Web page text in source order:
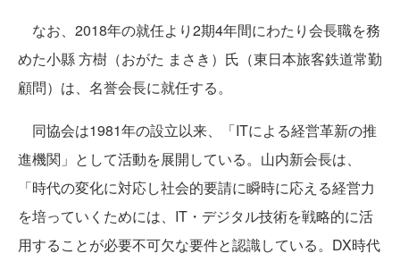
なお、2018年の就任より2期4年間にわたり会長職を務
めた小縣 方樹（おがた まさき）氏（東日本旅客鉄道常勤
顧問）は、名誉会長に就任する。
同協会は1981年の設立以来、「ITによる経営革新の推
進機関」として活動を展開している。山内新会長は、
「時代の変化に対応し社会的要請に瞬時に応える経営力
を培っていくためには、IT・デジタル技術を戦略的に活
用することが必要不可欠な要件と認識している。DX時代